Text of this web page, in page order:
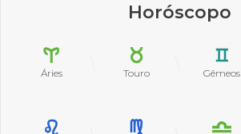
Horóscopo
Áries Touro Gêmeos